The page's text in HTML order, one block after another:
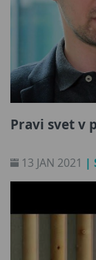
Pravi svet v
13 JAN 2021 |